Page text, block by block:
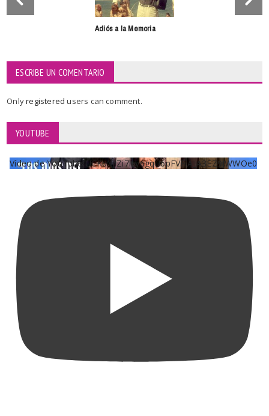
Adiós a la Memoria
ESCRIBE UN COMENTARIO
Onlyregisteredusers can comment.
YOUTUBE
Vídeo de YouTube UCKqYjiZi7lzy6gqU6pFVFiA_A3EZ9JWWOe0